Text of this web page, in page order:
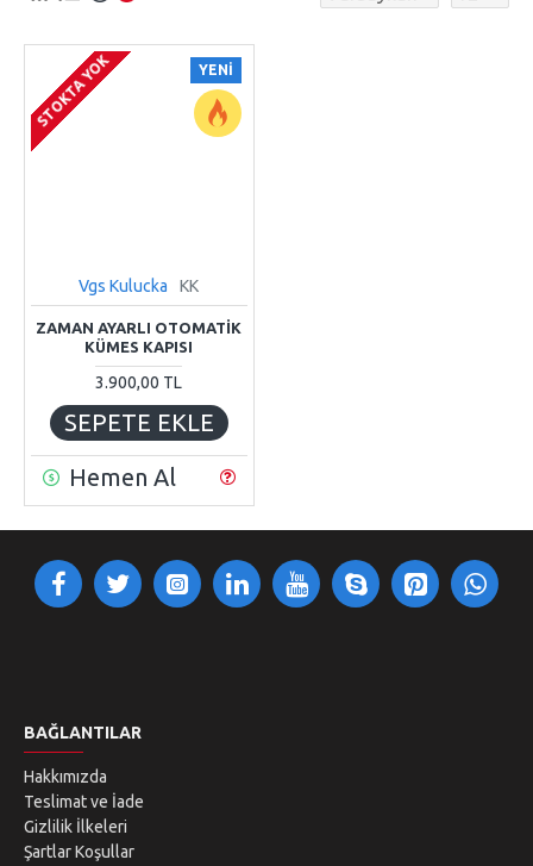
YENI
STOKTA YOK
Vgs Kulucka KK
ZAMAN AYARLI OTOMATİK
KÜMES KAPISI
3.900,00 TL
SEPETE EKLE
Hemen Al
BAĞLANTILAR
Hakkımızda
Teslimat ve İade
Gizlilik İlkeleri
Şartlar Koşullar